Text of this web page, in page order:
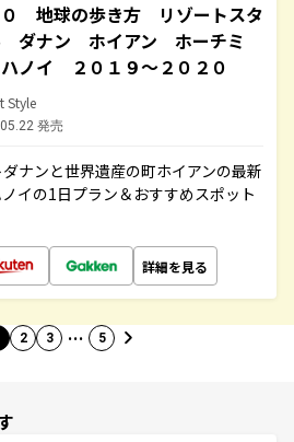
０ 地球の歩き方 リゾートスタ
ダナン ホイアン ホーチミ
ノイ ２０１９～２０２０
Style
発売
ナンと世界遺産の町ホイアンの最新
イの1日プラン＆おすすめスポット
詳細を見る
2 3 … 5